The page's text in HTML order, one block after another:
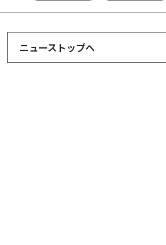
ニューストップへ